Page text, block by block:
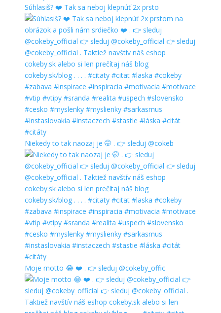
Súhlasiš? ❤️ Tak sa neboj klepnúť 2x prsto
Niekedy to tak naozaj je 🤭 . 👉 sleduj @cokeb
Moje motto 😂 ❤️ . 👉 sleduj @cokeby_offic